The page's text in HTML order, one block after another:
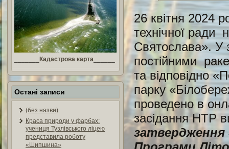
Кадастрова карта
Остані записи
(без назви)
Краса природи у фарбах:
учениця Тузлівського ліцею
представила роботу
«Шипшина»
26 квітня 2024
технічної ради
Святослава». У
постійними
та відповідно
парку
проведено в
засідання НТР
затвердження